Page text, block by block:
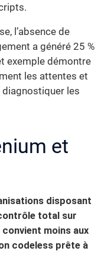
l’absence de
a généré 25 %
exemple démontre
les attentes et
diagnostiquer les
et
disposant
total sur
moins aux
codeless prête à